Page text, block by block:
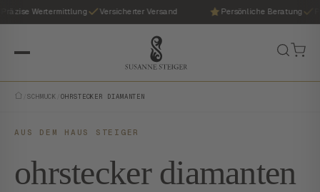
Wertermittlung Versicherter Versand Persönliche Beratung
SCHMUCK /OHRSTECKER DIAMANTEN
AUS DEM HAUS STEIGER
ohrstecker diamanten